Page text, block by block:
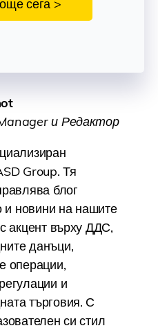
сега >
и Редактор
Group. Тя
блог
и новини на нашите
акцент върху ДДС,
данъци,
операции,
и
търговия. С
си стил